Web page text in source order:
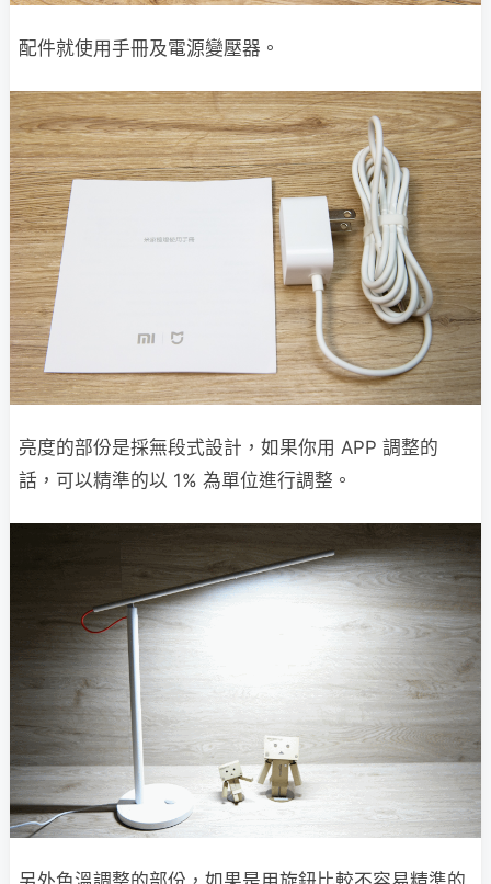
配件就使用手冊及電源變壓器。
亮度的部份是採無段式設計，如果你用 APP 調整的
話，可以精準的以 1% 為單位進行調整。